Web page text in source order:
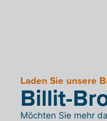
Laden Sie unsere
Billit-
Möchten Sie mehr